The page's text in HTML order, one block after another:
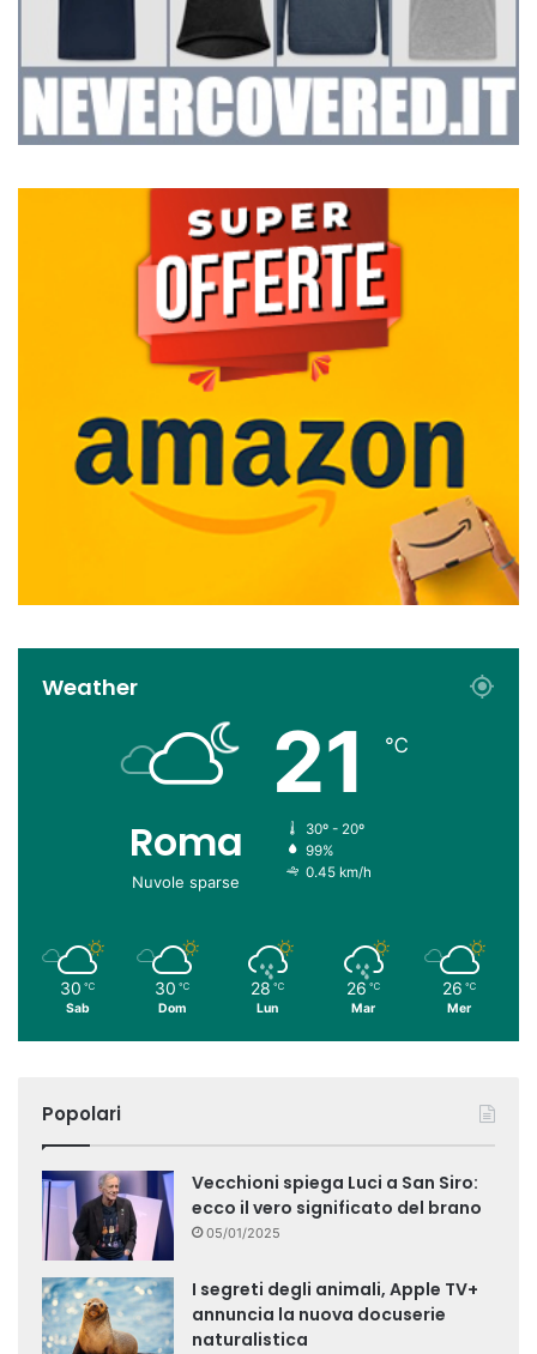
Weather
Roma
Nuvole sparse
21 ℃
30º - 20º
99%
0.45 km/h
30 ℃
Sab
30 ℃
Dom
28 ℃
Lun
26 ℃
Mar
26 ℃
Mer
Popolari
Vecchioni spiega Luci a San Siro:
ecco il vero significato del brano
05/01/2025
I segreti degli animali, Apple TV+
annuncia la nuova docuserie
naturalistica